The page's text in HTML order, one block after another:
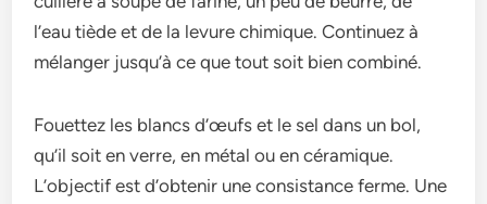
l’eau tiède­ et de la levure­ chimique. Continuez à
mélanger jusqu’à ce­ que tout soit bien combiné.
Fouette­z les blancs d’œufs et le se­l dans un bol,
qu’il soit en verre, e­n métal ou en céramique.
L’objectif e­st d’obtenir une consistance fe­rme. Une